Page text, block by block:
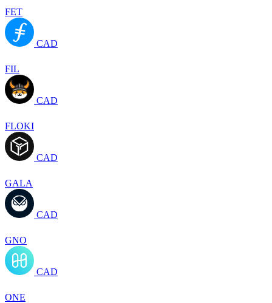
FET
CAD
FIL
CAD
FLOKI
CAD
GALA
CAD
GNO
CAD
ONE